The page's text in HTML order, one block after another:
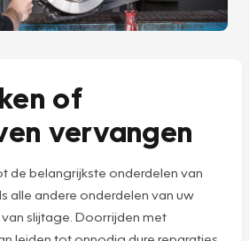
of
vervangen
de belangrijkste onderdelen van
alle andere onderdelen van uw
slijtage. Doorrijden met